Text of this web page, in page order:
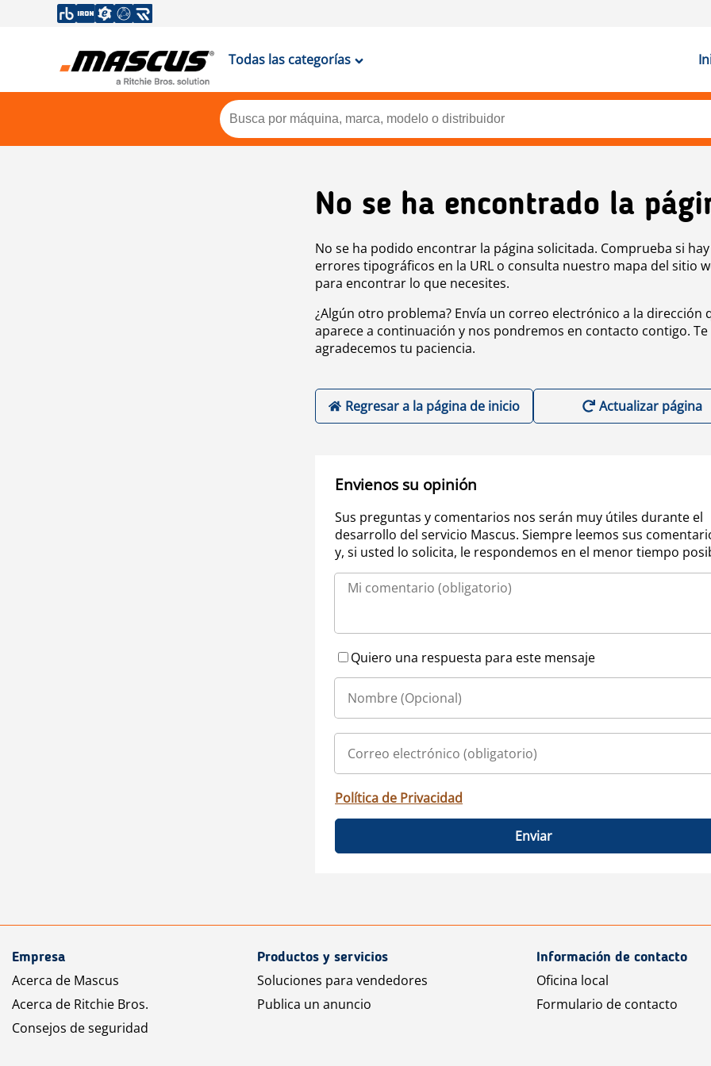
Todas las categorías
No se ha encontrado la
No se ha podido encontrar la página solicitada. Comprueba si hay
errores tipográficos en la URL o consulta nuestro mapa del sitio
para encontrar lo que necesites.
¿Algún otro problema? Envía un correo electrónico a la dirección
aparece a continuación y nos pondremos en contacto contigo. Te
agradecemos tu paciencia.
Regresar a la página de inicio Actualizar página
Envienos su opinión
Sus preguntas y comentarios nos serán muy útiles durante el
desarrollo del servicio Mascus. Siempre leemos sus
y, si usted lo solicita, le respondemos en el menor tiempo
Quiero una respuesta para este mensaje
Política de Privacidad
Enviar
Empresa
Acerca de Mascus
Acerca de Ritchie Bros.
Consejos de seguridad
Productos y servicios
Soluciones para vendedores
Publica un anuncio
Información de contacto
Oficina local
Formulario de contacto